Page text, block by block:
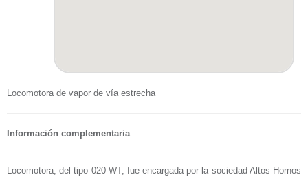
Locomotora de vapor de vía estrecha
Información complementaria
Locomotora, del tipo 020-WT, fue encargada por la sociedad Altos Hornos